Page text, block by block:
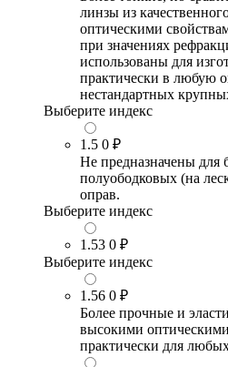
линзы из
оптическими
при значениях
использованы для
практически в любую
нестандартных
Выберите индекс
1.5 0 ₽
Не предназначены для
полуободковых (на
оправ.
Выберите индекс
1.53 0 ₽
Выберите индекс
1.56 0 ₽
Более прочные и
высокими
практически для